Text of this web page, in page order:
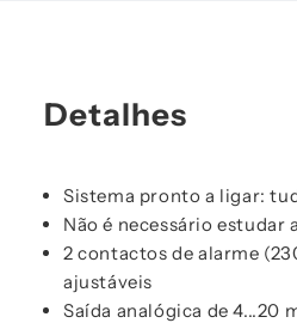
Detalhes
Sistema pronto a ligar:
Não é necessário
2 contactos de alarme
ajustáveis
Saída analógica de 4...20